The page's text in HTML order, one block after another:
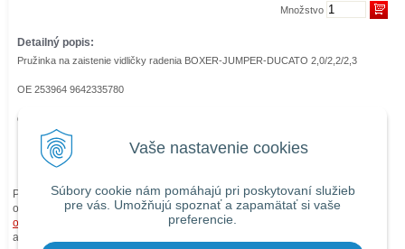
Vaše nastavenie cookies
Súbory cookie nám pomáhajú pri poskytovaní služieb
pre vás. Umožňujú spoznať a zapamätať si vaše
preferencie.
Množstvo
Detailný popis:
Pružinka na zaistenie vidličky radenia BOXER-JUMPER-DUCATO 2,0/2,2/2,3
OE 253964 9642335780
diel pre prevodovku MLGU (2 hriadele)
Späť
Pri zaslaní tovaru mimo územia Slovenskej republiky budú ku každej
objednávke prirátanénáklady na dopravu mimo územia SR podľa
obchodných podmienok
. O cene Vás budeme vopred informovať telefonicky
alebo e-mailom.